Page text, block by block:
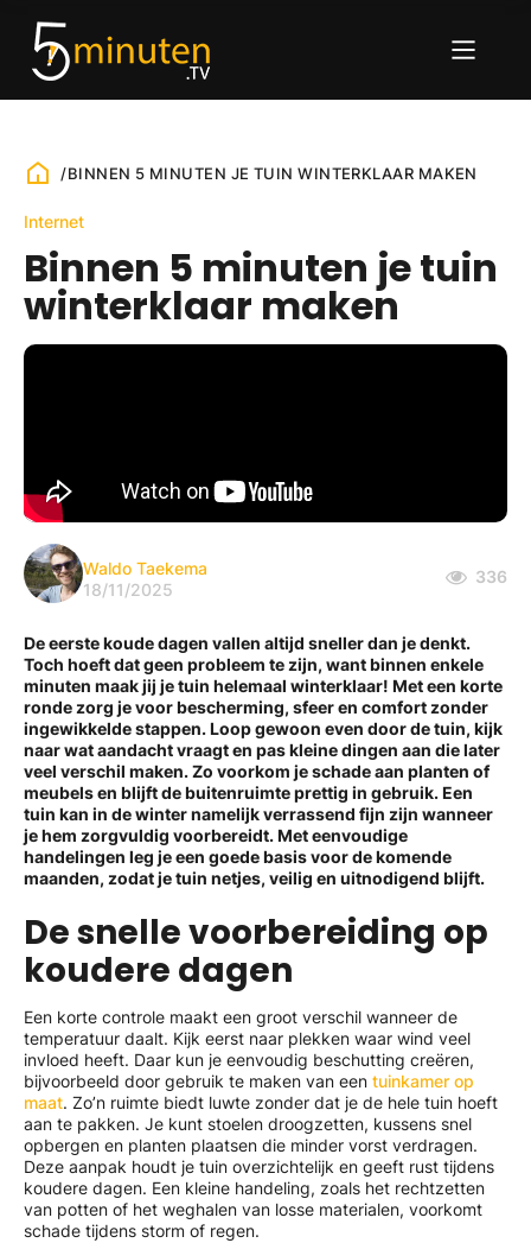
/BINNEN 5 MINUTEN JE TUIN WINTERKLAAR MAKEN
Internet
Binnen 5 minuten je tuin
winterklaar maken
Waldo Taekema
18/11/2025
336
De eerste koude dagen vallen altijd sneller dan je denkt.
Toch hoeft dat geen probleem te zijn, want binnen enkele
minuten maak jij je tuin helemaal winterklaar! Met een korte
ronde zorg je voor bescherming, sfeer en comfort zonder
ingewikkelde stappen. Loop gewoon even door de tuin, kijk
naar wat aandacht vraagt en pas kleine dingen aan die later
veel verschil maken. Zo voorkom je schade aan planten of
meubels en blijft de buitenruimte prettig in gebruik. Een
tuin kan in de winter namelijk verrassend fijn zijn wanneer
je hem zorgvuldig voorbereidt. Met eenvoudige
handelingen leg je een goede basis voor de komende
maanden, zodat je tuin netjes, veilig en uitnodigend blijft.
De snelle voorbereiding op
koudere dagen
Een korte controle maakt een groot verschil wanneer de
temperatuur daalt. Kijk eerst naar plekken waar wind veel
invloed heeft. Daar kun je eenvoudig beschutting creëren,
bijvoorbeeld door gebruik te maken van een tuinkamer op
maat. Zo’n ruimte biedt luwte zonder dat je de hele tuin hoeft
aan te pakken. Je kunt stoelen droogzetten, kussens snel
opbergen en planten plaatsen die minder vorst verdragen.
Deze aanpak houdt je tuin overzichtelijk en geeft rust tijdens
koudere dagen. Een kleine handeling, zoals het rechtzetten
van potten of het weghalen van losse materialen, voorkomt
schade tijdens storm of regen.